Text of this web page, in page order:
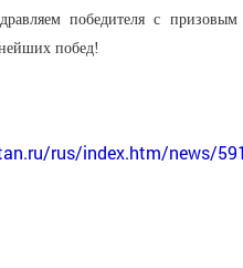
победителя с
побед!
rus/index.htm/news/